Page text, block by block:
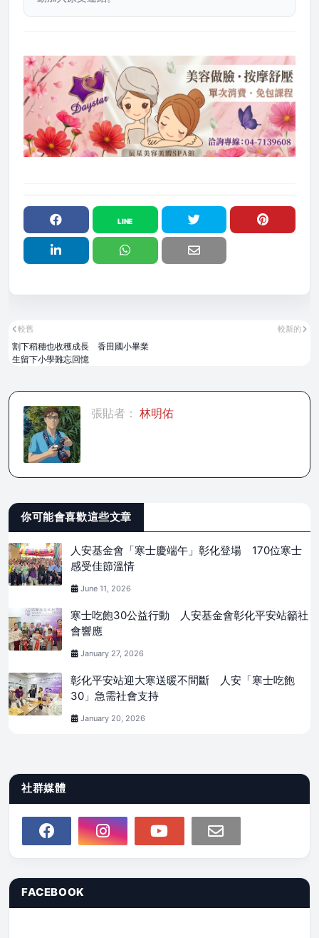
較新的
較舊
割下稻穗也收穫成長 香田國小畢業
生留下小學難忘回憶
張貼者： 林明佑
你可能會喜歡這些文章
人安基金會「寒士慶端午」彰化登場 170位寒士
感受佳節溫情
June 11, 2026
寒士吃飽30公益行動 人安基金會彰化平安站籲社
會響應
January 27, 2026
彰化平安站迎大寒送暖不間斷 人安「寒士吃飽
30」急需社會支持
January 20, 2026
社群媒體
FACEBOOK